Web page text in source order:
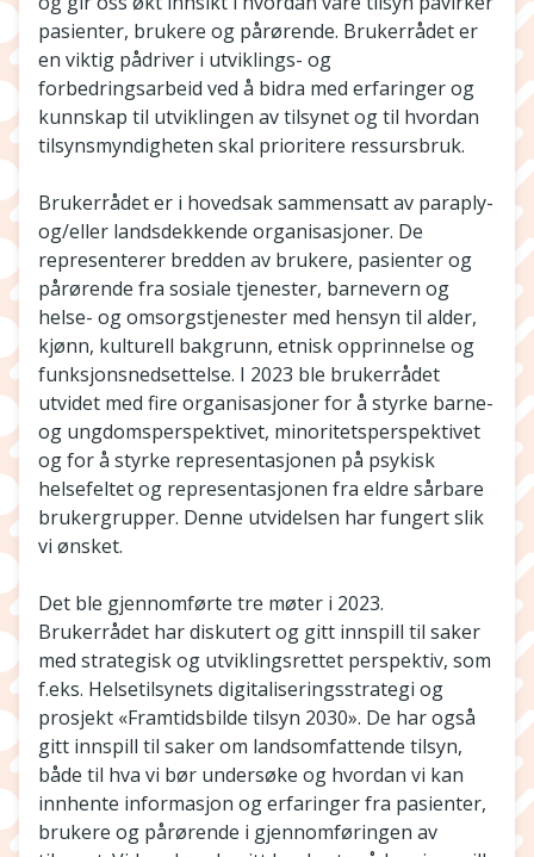
pasienter, brukere og pårørende. Brukerrådet er
en viktig pådriver i utviklings- og
forbedringsarbeid ved å bidra med erfaringer og
kunnskap til utviklingen av tilsynet og til hvordan
tilsynsmyndigheten skal prioritere ressursbruk.
Brukerrådet er i hovedsak sammensatt av paraply-
og/eller landsdekkende organisasjoner. De
representerer bredden av brukere, pasienter og
pårørende fra sosiale tjenester, barnevern og
helse- og omsorgstjenester med hensyn til alder,
kjønn, kulturell bakgrunn, etnisk opprinnelse og
funksjonsnedsettelse. I 2023 ble brukerrådet
utvidet med fire organisasjoner for å styrke barne-
og ungdomsperspektivet, minoritetsperspektivet
og for å styrke representasjonen på psykisk
helsefeltet og representasjonen fra eldre sårbare
brukergrupper. Denne utvidelsen har fungert slik
vi ønsket.
Det ble gjennomførte tre møter i 2023.
Brukerrådet har diskutert og gitt innspill til saker
med strategisk og utviklingsrettet perspektiv, som
f.eks. Helsetilsynets digitaliseringsstrategi og
prosjekt «Framtidsbilde tilsyn 2030». De har også
gitt innspill til saker om landsomfattende tilsyn,
både til hva vi bør undersøke og hvordan vi kan
innhente informasjon og erfaringer fra pasienter,
brukere og pårørende i gjennomføringen av